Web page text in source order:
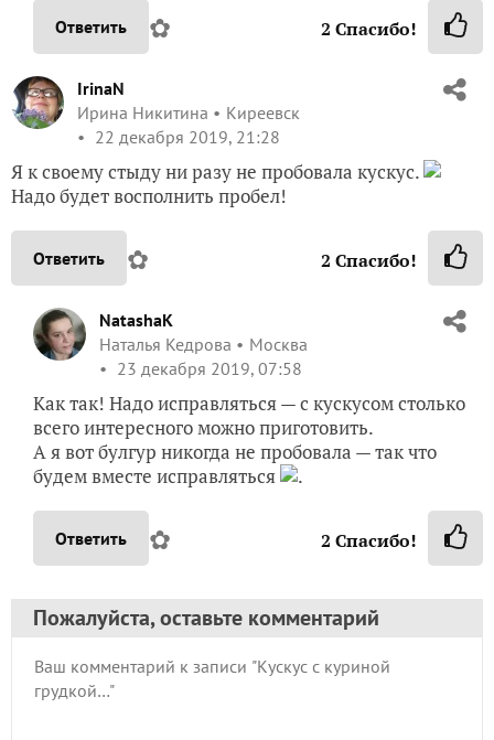
Ответить ✿ 2 Спасибо!
IrinaN
Ирина Никитина
Киреевск
22 декабря 2019, 21:28
Я к своему стыду ни разу не пробовала кускус.
Надо будет восполнить пробел!
Ответить ✿ 2 Спасибо!
NatashaK
Наталья Кедрова
Москва
23 декабря 2019, 07:58
Как так! Надо исправляться — с кускусом столько
всего интересного можно приготовить.
А я вот булгур никогда не пробовала — так что
будем вместе исправляться
.
Ответить ✿ 2 Спасибо!
Пожалуйста, оставьте комментарий